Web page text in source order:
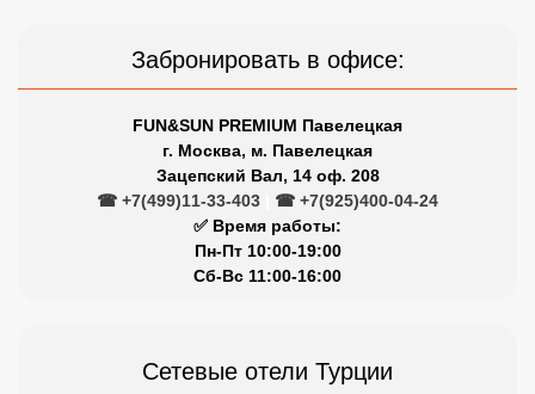
Забронировать в офисе:
FUN&SUN PREMIUM Павелецкая
г. Москва, м. Павелецкая
Зацепский Вал, 14 оф. 208
☎ +7(499)11-33-403
☎ +7(925)400-04-24
✅ Время работы:
Пн-Пт 10:00-19:00
Сб-Вс 11:00-16:00
Сетевые отели Турции